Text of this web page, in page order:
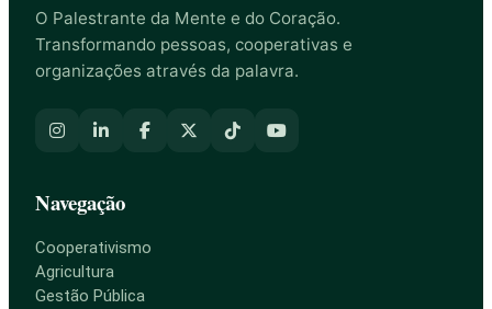
O Palestrante da Mente e do Coração.
Transformando pessoas, cooperativas e
organizações através da palavra.
Navegação
Cooperativismo
Agricultura
Gestão Pública